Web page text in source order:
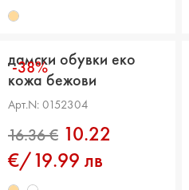
16.36 €
-38%
дамски обувки еко
кожа бежови
Арт.N: 0152304
10.22
€/19.99 лв